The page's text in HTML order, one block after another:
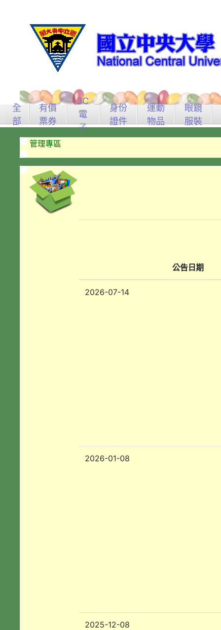
全
部
有價
票券
3C
電
子
身份
證件
運動
物品
眼鏡
服裝
管理專區
公告日期
2026-07-14
2026-01-08
2025-12-08